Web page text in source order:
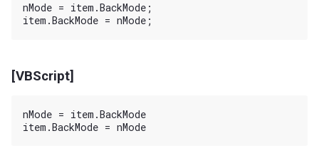
nMode = item.BackMode;
[VBScript]
nMode = item.BackMode